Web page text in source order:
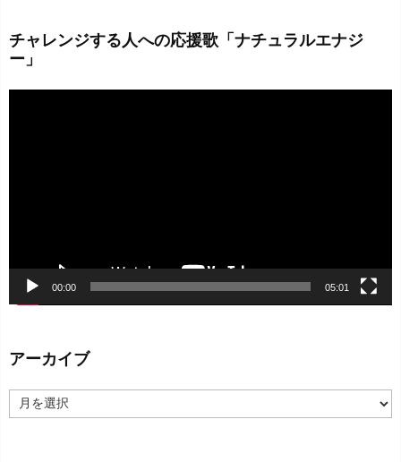
チャレンジする人への応援歌「ナチュラルエナジ
ー」
00:00 05:01
アーカイブ
ー